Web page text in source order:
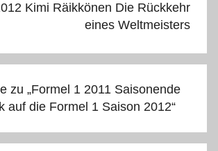
Kimi Räikkönen Die Rückkehr
eines Weltmeisters
zu „Formel 1 2011 Saisonende
auf die Formel 1 Saison 2012“